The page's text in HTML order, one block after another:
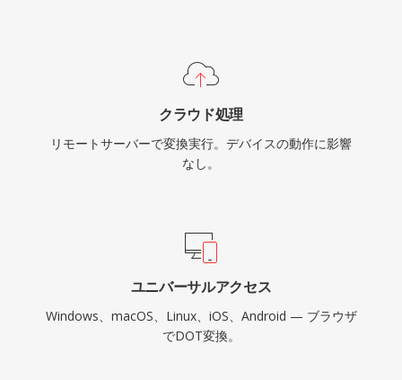
クラウド処理
リモートサーバーで変換実行。デバイスの動作に影響
なし。
ユニバーサルアクセス
Windows、macOS、Linux、iOS、Android — ブラウザ
でDOT変換。